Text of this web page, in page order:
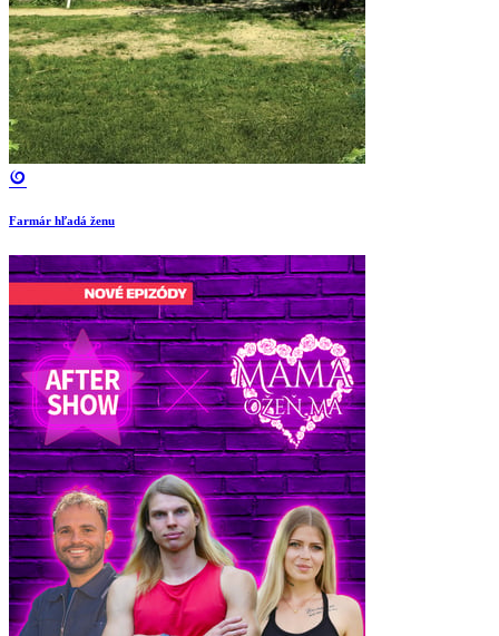
Farmár hľadá ženu